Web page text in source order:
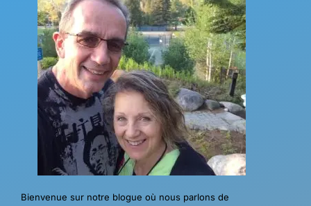
Bienvenue sur notre blogue où nous parlons de